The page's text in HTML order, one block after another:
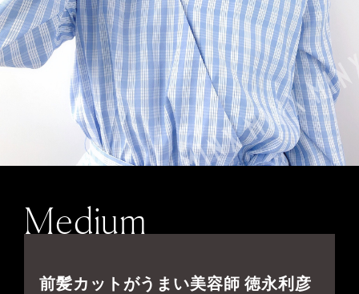
Medium
前髪カットがうまい美容師 徳永利彦